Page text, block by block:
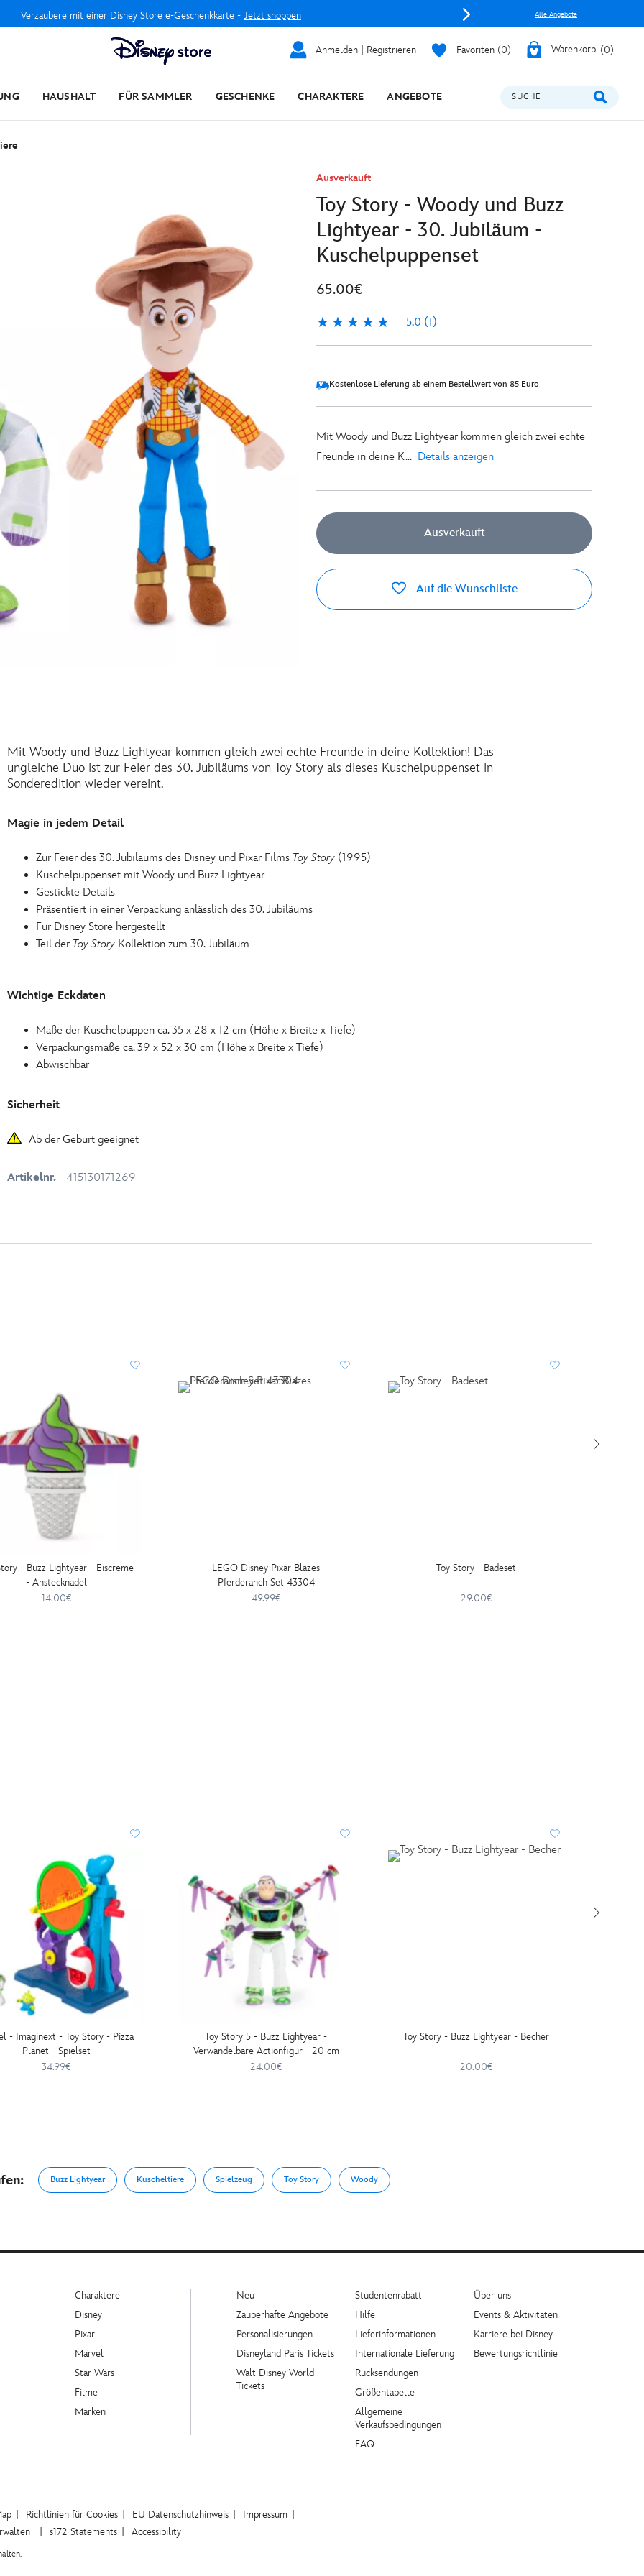
Verzaubere mit einer Disney Store e-Geschenkkarte - Jetzt shoppen Alle Angebote
Anmelden | Registrieren Favoriten 0 Warenkorb 0
HAUSHALT FÜR SAMMLER GESCHENKE CHARAKTERE ANGEBOTE SUCHE
Ausverkauft
Toy Story - Woody und Buzz
Lightyear - 30. Jubiläum -
Kuschelpuppenset
65.00€
5.0 (1)
5.0
Kostenlose Lieferung ab einem Bestellwert von 85 Euro
Mit Woody und Buzz Lightyear kommen gleich zwei echte
Freunde in deine K... Details anzeigen
Ausverkauft
Auf die Wunschliste
Mit Woody und Buzz Lightyear kommen gleich zwei echte Freunde in deine Kollektion! Das
ungleiche Duo ist zur Feier des 30. Jubiläums von Toy Story als dieses Kuschelpuppenset in
Sonderedition wieder vereint.
Magie in jedem Detail
Zur Feier des 30. Jubiläums des Disney und Pixar Films Toy Story (1995)
Kuschelpuppenset mit Woody und Buzz Lightyear
Gestickte Details
Präsentiert in einer Verpackung anlässlich des 30. Jubiläums
Für Disney Store hergestellt
Teil der Toy Story Kollektion zum 30. Jubiläum
Wichtige Eckdaten
Maße der Kuschelpuppen ca. 35 x 28 x 12 cm (Höhe x Breite x Tiefe)
Verpackungsmaße ca. 39 x 52 x 30 cm (Höhe x Breite x Tiefe)
Abwischbar
Sicherheit
Ab der Geburt geeignet
Artikelnr. 415130171269
- Buzz Lightyear - Eiscreme
- Anstecknadel
14.00€
LEGO Disney Pixar Blazes
Pferderanch Set 43304
49.99€
Toy Story - Badeset
29.00€
- Imaginext - Toy Story - Pizza
Planet - Spielset
34.99€
Toy Story 5 - Buzz Lightyear -
Verwandelbare Actionfigur - 20 cm
24.00€
Toy Story - Buzz Lightyear - Becher
20.00€
Buzz Lightyear Kuscheltiere Spielzeug Toy Story Woody
Charaktere
Disney
Pixar
Marvel
Star Wars
Filme
Marken
Neu
Zauberhafte Angebote
Personalisierungen
Disneyland Paris Tickets
Walt Disney World
Tickets
Studentenrabatt
Hilfe
Lieferinformationen
Internationale Lieferung
Rücksendungen
Größentabelle
Allgemeine
Verkaufsbedingungen
FAQ
Über uns
Events & Aktivitäten
Karriere bei Disney
Bewertungsrichtlinie
Richtlinien für Cookies EU Datenschutzhinweis
Impressum
s172 Statements Accessibility